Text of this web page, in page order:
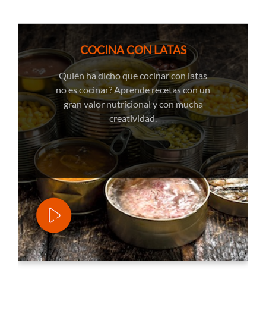
COCINA CON LATAS
Quién ha dicho que cocinar con latas
no es cocinar? Aprende recetas con un
gran valor nutricional y con mucha
creatividad.